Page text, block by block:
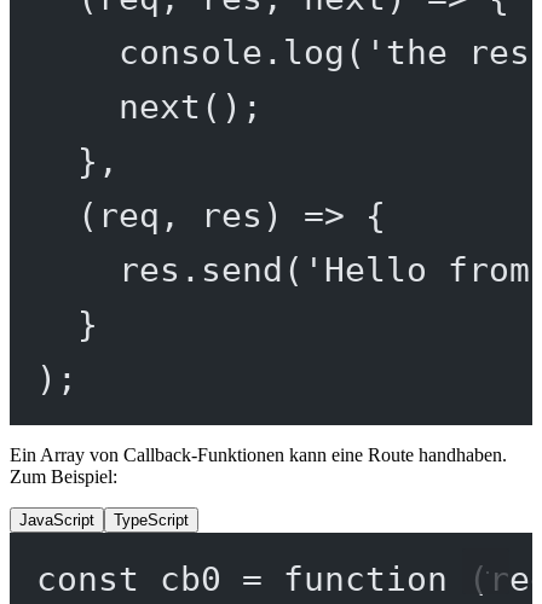
console. log ( 'the
next ();
},
( req , res ) => {
res. send ( 'Hello
}
);
Ein Array von Callback-Funktionen kann eine Route handhaben.
Zum Beispiel:
JavaScript TypeScript
const cb0 = function (